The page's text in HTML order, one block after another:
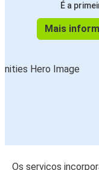
É a
Mais
Os serviços